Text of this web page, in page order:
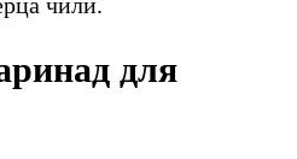
для